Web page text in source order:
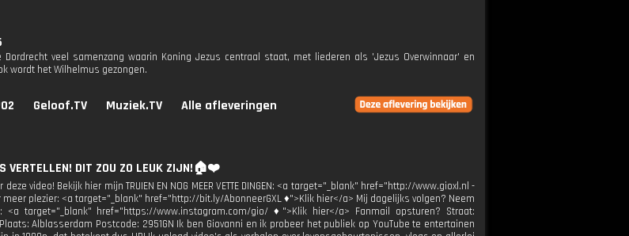
veel samenzang waarin Koning Jezus centraal staat, met liederen als 'Jezus Overwinnaar' en
wordt het Wilhelmus gezongen.
Geloof.TV Muziek.TV Alle afleveringen
VERTELLEN! DIT ZOU ZO LEUK ZIJN!🏠❤️
video! Bekijk hier mijn TRUIEN EN NOG MEER VETTE DINGEN: <a target="_blank" href="http://www.gioxl.nl -
meer plezier: <a target="_blank" href="http://bit.ly/AbonneerGXL ♦">Klik hier</a> Mij dagelijks volgen? Neem
target="_blank" href="https://www.instagram.com/gio/ ♦">Klik hier</a> Fanmail opsturen? Straat:
Alblasserdam Postcode: 2951GN Ik ben Giovanni en ik probeer het publiek op YouTube te entertainen